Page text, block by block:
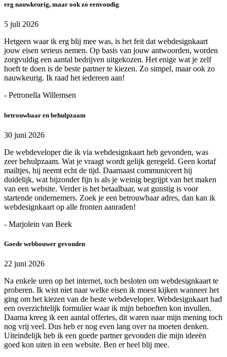
erg nauwkeurig, maar ook zo eenvoudig
5 juli 2026
Hetgeen waar ik erg blij mee was, is het feit dat webdesignkaart
jouw eisen serieus nemen. Op basis van jouw antwoorden, worden
zorgvuldig een aantal bedrijven uitgekozen. Het enige wat je zelf
hoeft te doen is de beste partner te kiezen. Zo simpel, maar ook zo
nauwkeurig. Ik raad het iedereen aan!
- Petronella Willemsen
betrouwbaar en behulpzaam
30 juni 2026
De webdeveloper die ik via webdesignkaart heb gevonden, was
zeer behulpzaam. Wat je vraagt wordt gelijk geregeld. Geen kortaf
mailtjes, hij neemt echt de tijd. Daarnaast communiceert hij
duidelijk, wat bijzonder fijn is als je weinig begrijpt van het maken
van een website. Verder is het betaalbaar, wat gunstig is voor
startende ondernemers. Zoek je een betrouwbaar adres, dan kan ik
webdesignkaart op alle fronten aanraden!
- Marjolein van Beek
Goede webbouwer gevonden
22 juni 2026
Na enkele uren op het internet, toch besloten om webdesignkaart te
proberen. Ik wist niet naar welke eisen ik moest kijken wanneer het
ging om het kiezen van de beste webdeveloper. Webdesignkaart had
een overzichtelijk formulier waar ik mijn behoeften kon invullen.
Daarna kreeg ik een aantal offertes, dit waren naar mijn mening toch
nog vrij veel. Dus heb er nog even lang over na moeten denken.
Uiteindelijk heb ik een goede partner gevonden die mijn ideeën
goed kon uiten in een website. Ben er heel blij mee.